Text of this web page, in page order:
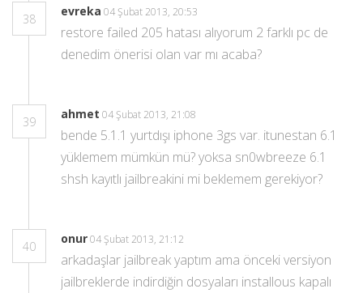
38
evreka 04 Şubat 2013, 20:53
restore failed 205 hatası alıyorum 2 farklı pc de
denedim önerisi olan var mı acaba?
39
ahmet 04 Şubat 2013, 21:08
bende 5.1.1 yurtdışı iphone 3gs var. itunestan 6.1
yüklemem mümkün mü? yoksa sn0wbreeze 6.1
shsh kayıtlı jailbreakini mi beklemem gerekiyor?
40
onur04 Şubat 2013, 21:12
arkadaşlar jailbreak yaptım ama önceki versiyon
jailbreklerde indirdiğin dosyaları installous kapalı